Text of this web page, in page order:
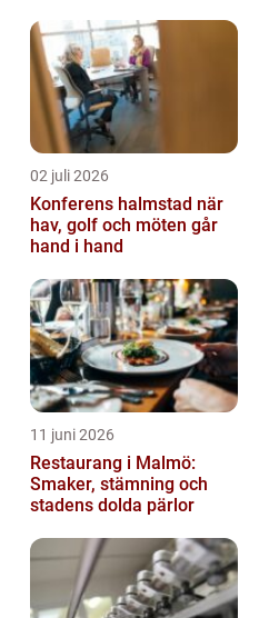
02 juli 2026
Konferens halmstad när
hav, golf och möten går
hand i hand
11 juni 2026
Restaurang i Malmö:
Smaker, stämning och
stadens dolda pärlor